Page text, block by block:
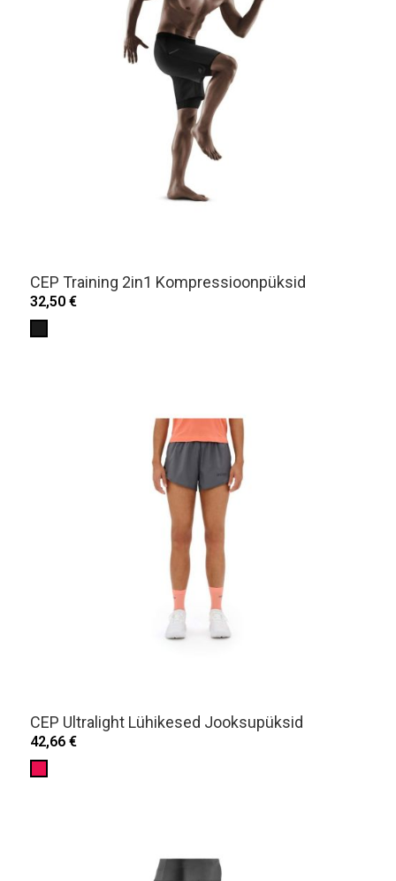
CEP Training 2in1 Kompressioonpüksid
32,50 €
CEP Ultralight Lühikesed Jooksupüksid
42,66 €